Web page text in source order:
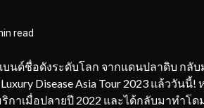
read
ด์ชื่อดังระดับโลก จากแดนปลาดิบ กลับ
Disease Asia Tour 2023 แล้ววัน
กาเมื่อปลายปี 2022 และได้กลับมาทำโ